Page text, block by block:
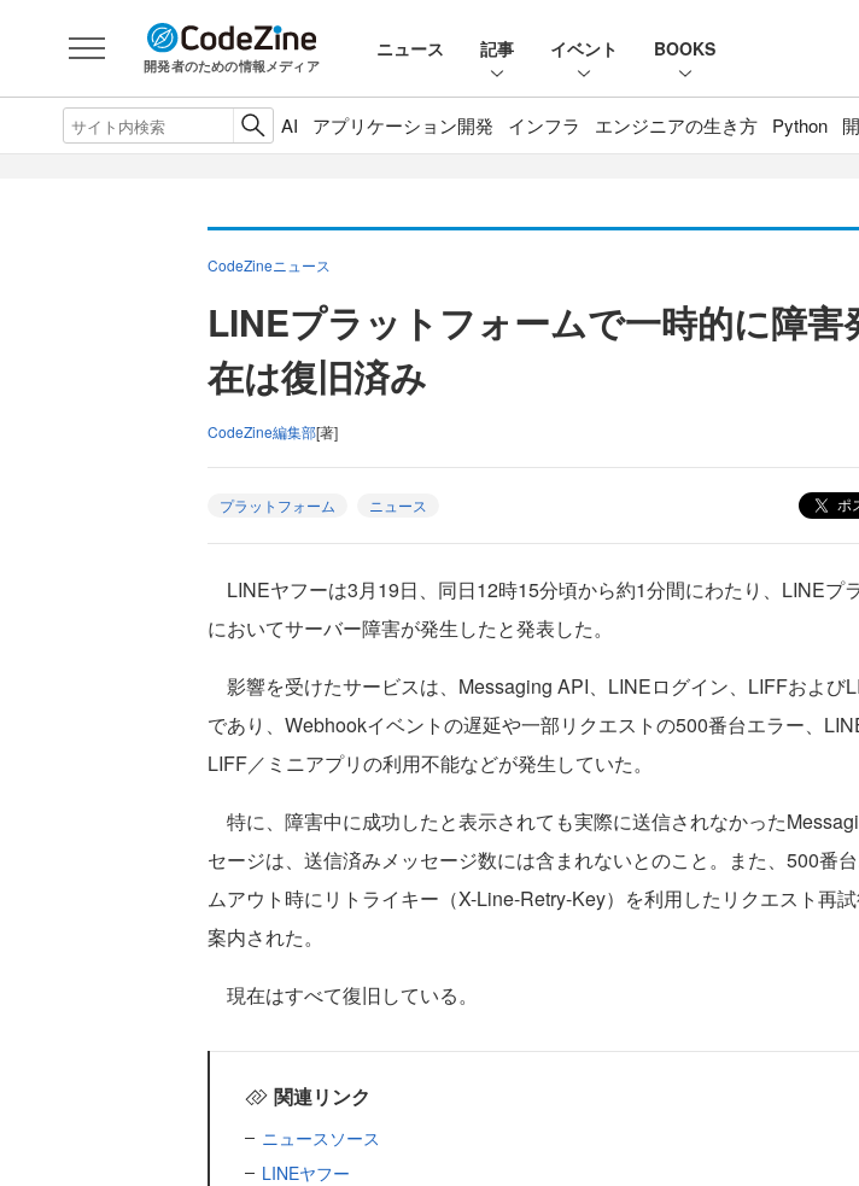
開発者のための情報メディア
ニュース 記事 イベント BOOKS
AI アプリケーション開発 インフラ エンジニアの生き方 Python
CodeZineニュース
LINEプラットフォームで一時的に障害
在は復旧済み
CodeZine編集部[著]
プラットフォーム ニュース ポ
LINEヤフーは3月19日、同日12時15分頃から約1分間にわたり、LINEプ
においてサーバー障害が発生したと発表した。
影響を受けたサービスは、Messaging API、LINEログイン、LIFFおよび
であり、Webhookイベントの遅延や一部リクエストの500番台エラー、
LIFF／ミニアプリの利用不能などが発生していた。
特に、障害中に成功したと表示されても実際に送信されなかった
セージは、送信済みメッセージ数には含まれないとのこと。また、500番
ムアウト時にリトライキー（X-Line-Retry-Key）を利用したリクエスト再
案内された。
現在はすべて復旧している。
関連リンク
ニュースソース
LINEヤフー